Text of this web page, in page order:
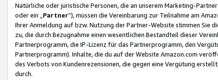
Natürliche oder juristische Personen, die an unserem Marketing-
oder ein „Partner“), müssen die Vereinbarung zur Teilnahme am
Ihrer Anmeldung auf bzw. Nutzung der Partner-Website stimmen Sie
zu, die durch Bezugnahme einen wesentlichen Bestandteil dieser
Partnerprogramm, die IP-Lizenz für das Partnerprogramm, den
Partnerprogramm). Inhalte, die du auf der Website Amazon.com
des Verbots von Kundenrezensionen, die gegen eine Vergütung
durch.